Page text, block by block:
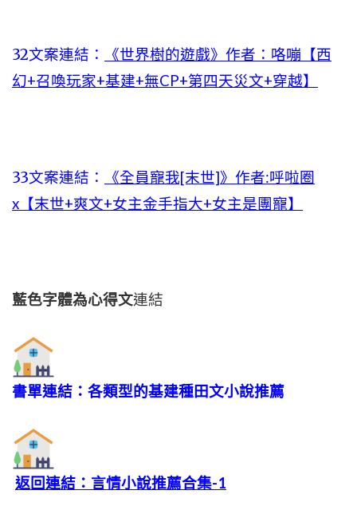
32文案連結：
《世界樹的遊戲》作者：咯嘣【西
幻+召喚玩家+基建+無CP+第四天災文+穿越】
33文案連結：
《全員寵我[末世]》作者:呼啦圈
x【末世+爽文+女主金手指大+女主是團寵】
藍色字體為心得文連結
書單連結：各類型的基建種田文小說推薦
返回連結：言情小說推薦合集-1